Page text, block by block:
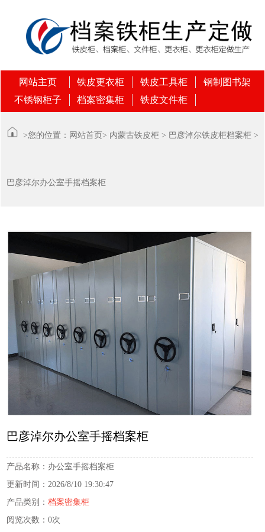
网站主页 铁皮更衣柜 铁皮工具柜
钢制图书架
不锈钢柜子
档案密集柜 铁皮文件柜
>您的位置： 网站首页> 内蒙古铁皮柜 > 巴彦淖尔铁皮柜档案柜 >
巴彦淖尔办公室手摇档案柜
巴彦淖尔办公室手摇档案柜
产品名称： 办公室手摇档案柜
更新时间： 2026/8/10 19:30:47
产品类别： 档案密集柜
阅览次数： 0次